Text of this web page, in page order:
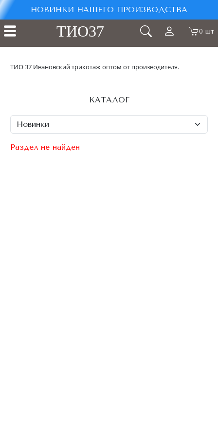
НОВИНКИ НАШЕГО ПРОИЗВОДСТВА
ТИО37 0 шт
ТИО 37 Ивановский трикотаж оптом от производителя.
КАТАЛОГ
Раздел не найден